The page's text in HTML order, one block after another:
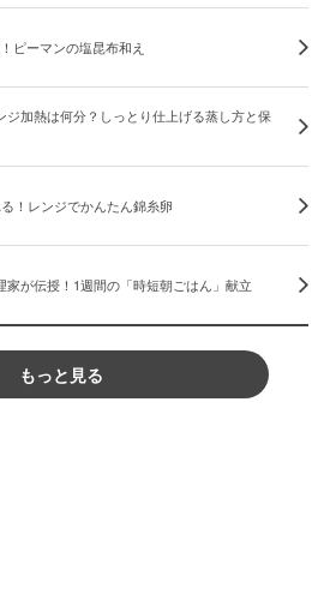
ピーマンの塩昆布和え
ジ加熱は何分？しっとり仕上げる蒸し方と保
！レンジでかんたん錦糸卵
家が伝授！1週間の「時短朝ごはん」献立
もっと見る